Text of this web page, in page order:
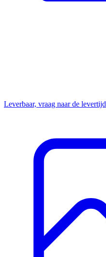
Leverbaar, vraag naar de levertijd